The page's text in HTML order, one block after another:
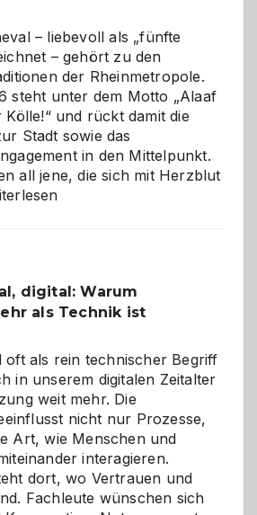
– liebevoll als „fünfte
– gehört zu den
der Rheinmetropole.
steht unter dem Motto „Alaaf
und rückt damit die
Stadt sowie das
in den Mittelpunkt.
all jene, die sich mit Herzblut
digital: Warum
als Technik ist
oft als rein technischer Begriff
in unserem digitalen Zeitalter
weit mehr. Die
nicht nur Prozesse,
Art, wie Menschen und
interagieren.
dort, wo Vertrauen und
Fachleute wünschen sich